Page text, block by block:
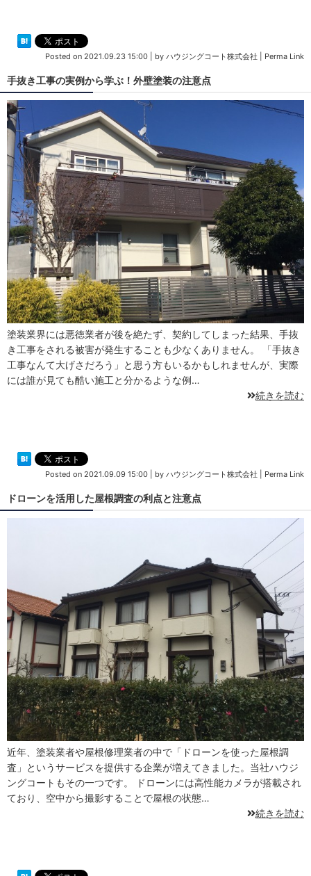
Posted on 2021.09.23 15:00 by ハウジングコート株式会社 Perma Link
手抜き工事の実例から学ぶ！外壁塗装の注意点
塗装業界には悪徳業者が後を絶たず、契約してしまった結果、手抜
き工事をされる被害が発生することも少なくありません。 「手抜き
工事なんて大げさだろう」と思う方もいるかもしれませんが、実際
には誰が見ても酷い施工と分かるような例…
続きを読む
Posted on 2021.09.09 15:00 by ハウジングコート株式会社 Perma Link
ドローンを活用した屋根調査の利点と注意点
近年、塗装業者や屋根修理業者の中で「ドローンを使った屋根調
査」というサービスを提供する企業が増えてきました。当社ハウジ
ングコートもその一つです。 ドローンには高性能カメラが搭載され
ており、空中から撮影することで屋根の状態…
続きを読む